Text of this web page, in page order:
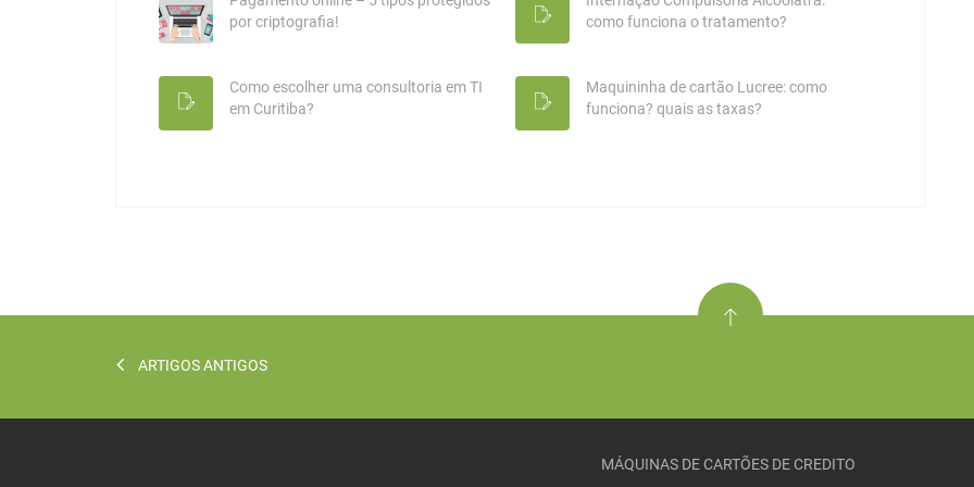
por criptografia!
como funciona o tratamento?
Como escolher uma consultoria em TI
em Curitiba?
Maquininha de cartão Lucree: como
funciona? quais as taxas?
ARTIGOS ANTIGOS
MÁQUINAS DE CARTÕES DE CREDITO